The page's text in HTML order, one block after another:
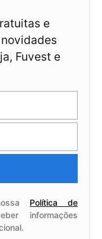
e
Fuvest e
Política de
informações